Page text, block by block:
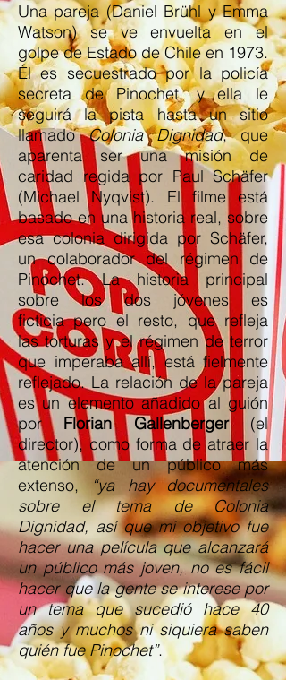
Una pareja (Daniel Brühl y Emma
Watson) se ve envuelta en el
golpe de Estado de Chile en 1973.
Él es secuestrado por la policía
secreta de Pinochet, y ella le
seguirá la pista hasta un sitio
llamadoColonia Dignidad, que
aparenta ser una misión de
caridad regida por Paul Schäfer
(Michael Nyqvist). El filme está
basado en una historia real, sobre
esa colonia dirigida por Schäfer,
un colaborador del régimen de
Pinochet. La historia principal
sobre los dos jóvenes es
ficticia pero el resto, que refleja
las torturas y el régimen de terror
que imperaba allí, está fielmente
reflejado. La relación de la pareja
es un elemento añadido al guión
por Florian Gallenberger(el
director), como forma de atraer la
atención de un público más
extenso,
“ya hay documentales
sobre el tema de Colonia
Dignidad, así que mi objetivo fue
hacer una película que alcanzará
un público más joven, no es fácil
hacer que la gente se interese por
un tema que sucedió hace 40
años y muchos ni siquiera saben
quién fue Pinochet”.